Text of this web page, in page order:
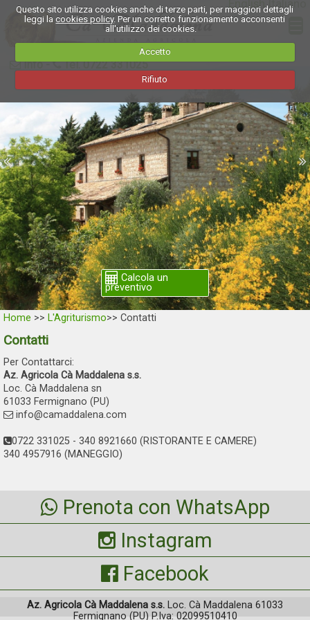
Questo sito utilizza cookies anche di terze parti, per maggiori dettagli
leggi lacookies policy. Per un corretto funzionamento acconsenti
all'utilizzo dei cookies.
Accetto
Rifiuto
English Italiano
Info- Tel. 0722 331025
Calcola un
preventivo
Home >> L'Agriturismo>> Contatti
Contatti
Per Contattarci:
Az. Agricola Cà Maddalena s.s.
Loc. Cà Maddalena sn
61033 Fermignano (PU)
info@camaddalena.com
0722 331025 - 340 8921660 (RISTORANTE E CAMERE)
340 4957916 (MANEGGIO)
Prenota con WhatsApp
Instagram
Facebook
Az. Agricola Cà Maddalena s.s. Loc. Cà Maddalena 61033
Fermignano (PU) P.Iva: 02099510410